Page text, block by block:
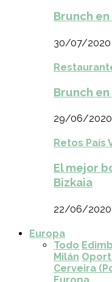
Brunch
30/07/2020
Brunch
29/06/2020
Retos País
El mejor
Bizkaia
22/06/2020
Europa
Todo
Milán
Cerveira